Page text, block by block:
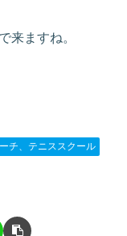
来ますね。
チ、テニススクール